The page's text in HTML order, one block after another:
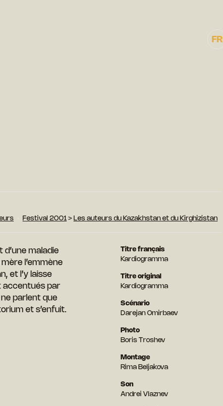
FR
Festival 2001 > Les auteurs du Kazakhstan et du Kirghizistan
maladie
l’emmène
et l’y laisse
accentués par
ne parlent que
et s’enfuit.
Titre français
Kardiogramma
Titre original
Kardiogramma
Scénario
Darejan Omirbaev
Photo
Boris Troshev
Montage
Rima Beljakova
Son
Andrei Vlaznev